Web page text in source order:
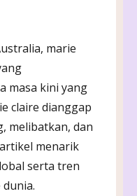
marie
masa kini yang
claire dianggap
melibatkan, dan
menarik
serta tren